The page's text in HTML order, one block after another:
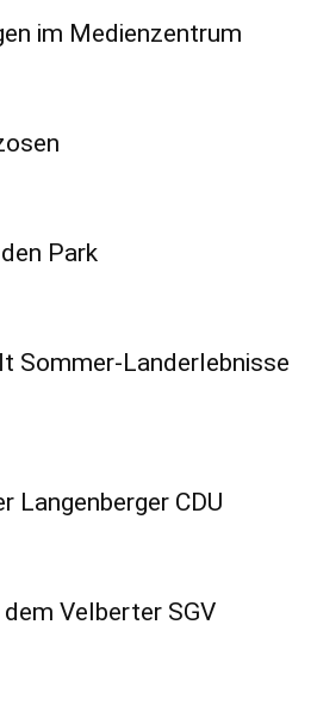
im Medienzentrum
Park
Sommer-Landerlebnisse
Langenberger CDU
Velberter SGV